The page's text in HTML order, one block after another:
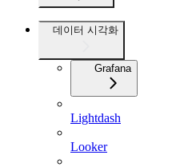
데이터 시각화
Grafana
Lightdash
Looker